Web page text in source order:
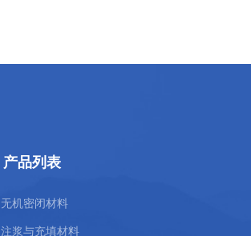
产品列表
无机密闭材料
注浆与充填材料